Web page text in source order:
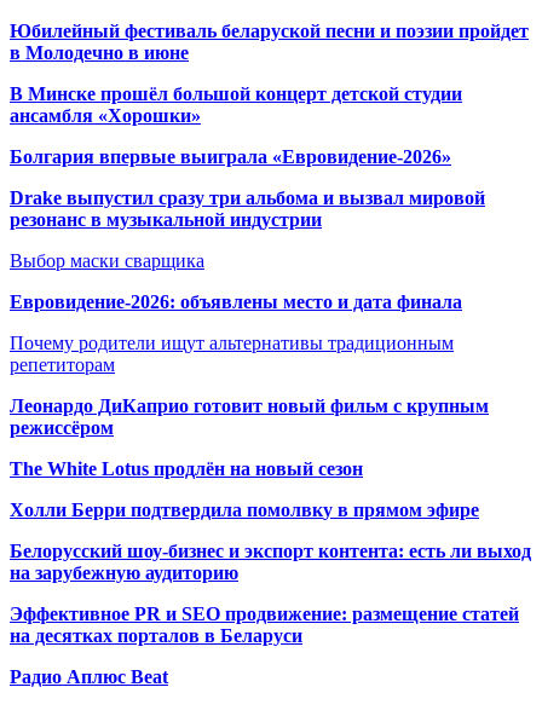
Юбилейный фестиваль беларуской песни и поэзии пройдет
в Молодечно в июне
В Минске прошёл большой концерт детской студии
ансамбля «Хорошки»
Болгария впервые выиграла «Евровидение-2026»
Drake выпустил сразу три альбома и вызвал мировой
резонанс в музыкальной индустрии
Выбор маски сварщика
Евровидение-2026: объявлены место и дата финала
Почему родители ищут альтернативы традиционным
репетиторам
Леонардо ДиКаприо готовит новый фильм с крупным
режиссёром
The White Lotus продлён на новый сезон
Холли Берри подтвердила помолвку в прямом эфире
Белорусский шоу-бизнес и экспорт контента: есть ли выход
на зарубежную аудиторию
Эффективное PR и SEO продвижение: размещение статей
на десятках порталов в Беларуси
Радио Аплюс Beat